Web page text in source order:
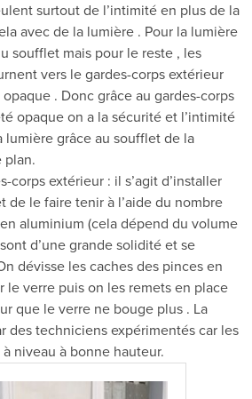
surtout de l’intimité en plus de la
avec de la lumière . Pour la lumière
soufflet mais pour le reste , les
vers le gardes-corps extérieur
. Donc grâce au gardes-corps
opaque on a la sécurité et l’intimité
lumière grâce au soufflet de la
plan.
extérieur : il s’agit d’installer
de le faire tenir à l’aide du nombre
aluminium (cela dépend du volume
d’une grande solidité et se
dévisse les caches des pinces en
le verre puis on les remets en place
que le verre ne bouge plus . La
des techniciens expérimentés car les
niveau à bonne hauteur.